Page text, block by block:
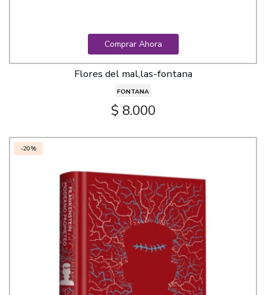
Comprar Ahora
Flores del mal,las-fontana
FONTANA
$ 8.000
-20%